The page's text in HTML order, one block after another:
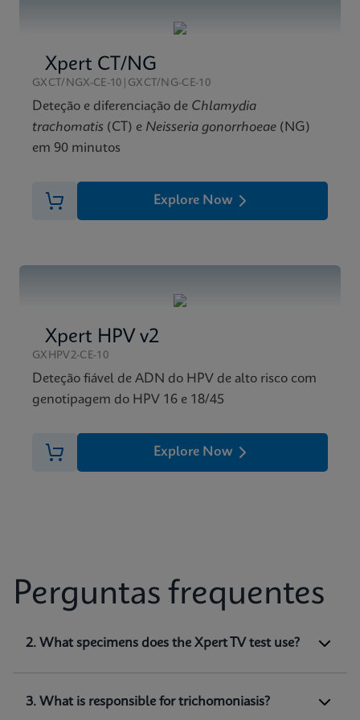
Xpert CT/NG
GXCT/NGX-CE-10|GXCT/NG-CE-10
Deteção e diferenciação de Chlamydia
trachomatis (CT) e Neisseria gonorrhoeae (NG)
em 90 minutos
Explore Now
Xpert HPV v2
GXHPV2-CE-10
Deteção fiável de ADN do HPV de alto risco com
genotipagem do HPV 16 e 18/45
Explore Now
Perguntas frequentes
1. What does Xpert TV test for?
genomic DNA. The test utilizes automated real-
2. What specimens does the Xpert TV test use?
3. What is responsible for trichomoniasis?